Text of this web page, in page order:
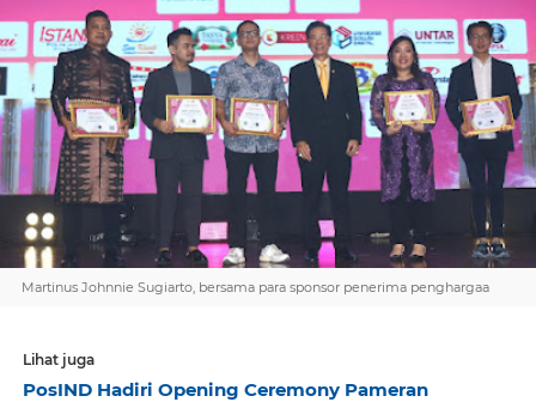
Martinus Johnnie Sugiarto, bersama para sponsor penerima penghargaa
Lihat juga
PosIND Hadiri Opening Ceremony Pameran